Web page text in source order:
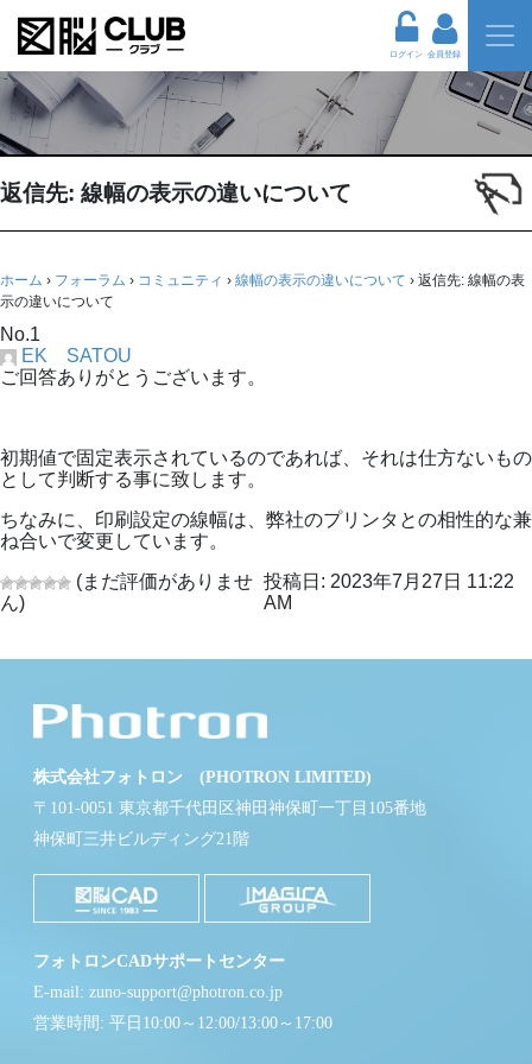
ログイン 会員登録
返信先: 線幅の表示の違いについて
ホーム › フォーラム › コミュニティ › 線幅の表示の違いについて › 返信先: 線幅の表
示の違いについて
No.1
EK SATOU
ご回答ありがとうございます。
初期値で固定表示されているのであれば、それは仕方ないもの
として判断する事に致します。
ちなみに、印刷設定の線幅は、弊社のプリンタとの相性的な兼
ね合いで変更しています。
(まだ評価がありませ
ん)
投稿日: 2023年7月27日 11:22
AM
株式会社フォトロン (PHOTRON LIMITED)
〒101-0051 東京都千代田区神田神保町一丁目105番地
神保町三井ビルディング21階
フォトロンCADサポートセンター
E-mail: zuno-support@photron.co.jp
営業時間: 平日10:00～12:00/13:00～17:00